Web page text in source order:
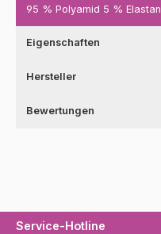
95 % Polyamid 5 % Elastan
Eigenschaften
Hersteller
Bewertungen
Service-Hotline